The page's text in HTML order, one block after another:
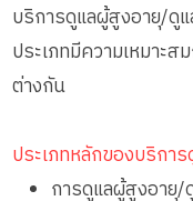
บริการดูแลผู้สูงอายุ/ดูแ
ประเภทมีความเหมาะ
ต่างกัน
ประเภทหลักของบริกา
การดูแลผู้สูงอายุ/